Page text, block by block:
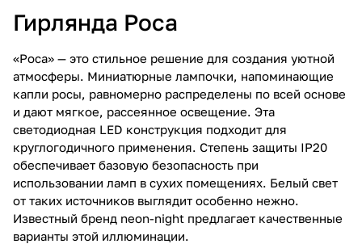
Гирлянда Роса
«Роса» — это стильное решение для создания уютной
атмосферы. Миниатюрные лампочки, напоминающие
капли росы, равномерно распределены по всей основе
и дают мягкое, рассеянное освещение. Эта
светодиодная LED конструкция подходит для
круглогодичного применения. Степень защиты IP20
обеспечивает базовую безопасность при
использовании ламп в сухих помещениях. Белый свет
от таких источников выглядит особенно нежно.
Известный бренд neon-night предлагает качественные
варианты этой иллюминации.